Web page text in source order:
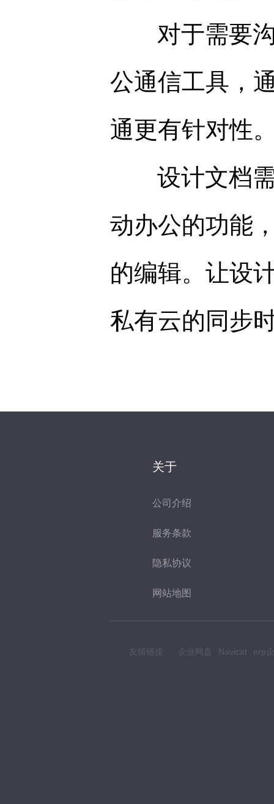
对于需要沟
公通信工具，
通更有针对性
设计文档需
动办公的功能
的编辑。让设
私有云的同步
关于
公司介绍
服务条款
隐私协议
网站地图
友情链接 企业网盘 Navicat erp